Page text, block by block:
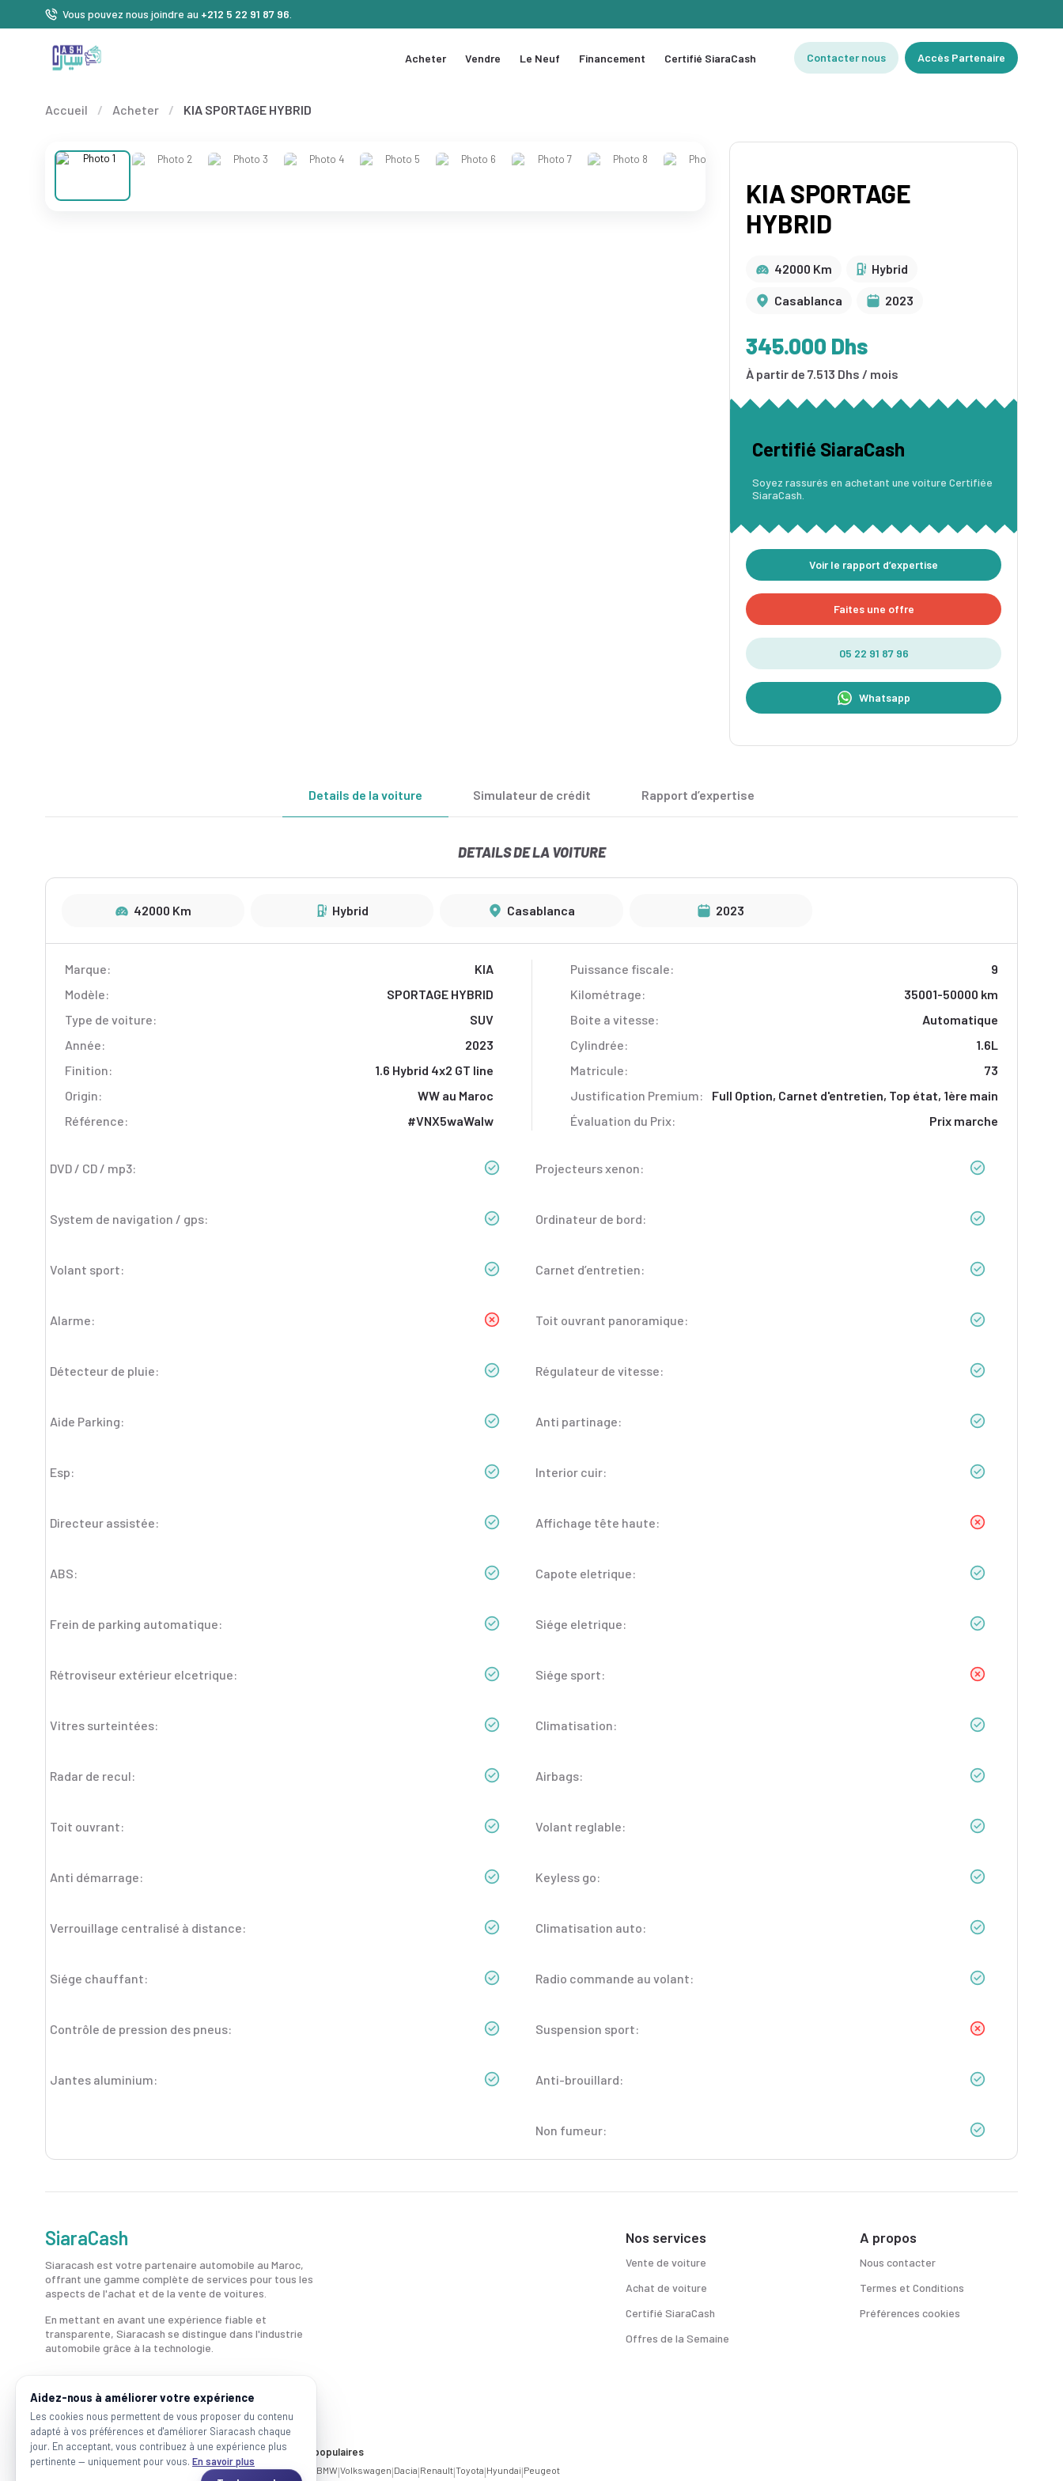
Vous pouvez nous joindre au +212 5 22 91 87 96
Acheter Vendre Le Neuf Financement Certifié SiaraCash Contacter nous Accès Partenaire
Accueil / Acheter / KIA SPORTAGE HYBRID
KIA SPORTAGE
HYBRID
42000 Km Hybrid
Casablanca 2023
345.000 Dhs
À partir de 7.513 Dhs / mois
Certifié SiaraCash
Soyez rassurés en achetant une voiture Certifiée
SiaraCash.
Voir le rapport d’expertise
Faites une offre
05 22 91 87 96
Whatsapp
Details de la voiture Simulateur de crédit Rapport d’expertise
DETAILS DE LA VOITURE
42000 Km Hybrid Casablanca 2023
Marque:
KIA
Modèle:
SPORTAGE HYBRID
Type de voiture:
SUV
Année:
2023
Finition:
1.6 Hybrid 4x2 GT line
Origin:
WW au Maroc
Référence:
#VNX5waWaIw
Puissance fiscale:
9
Kilométrage:
35001-50000 km
Boite a vitesse:
Automatique
Cylindrée:
1.6L
Matricule:
73
Justification Premium:
Full Option, Carnet d'entretien, Top état, 1ère main
Évaluation du Prix:
Prix marche
DVD / CD / mp3:
System de navigation / gps:
Volant sport:
Alarme:
Détecteur de pluie:
Aide Parking:
Esp:
Directeur assistée:
ABS:
Frein de parking automatique:
Rétroviseur extérieur elcetrique:
Vitres surteintées:
Radar de recul:
Toit ouvrant:
Anti démarrage:
Verrouillage centralisé à distance:
Siége chauffant:
Contrôle de pression des pneus:
Jantes aluminium:
Projecteurs xenon:
Ordinateur de bord:
Carnet d’entretien:
Toit ouvrant panoramique:
Régulateur de vitesse:
Anti partinage:
Interior cuir:
Affichage tête haute:
Capote eletrique:
Siége eletrique:
Siége sport:
Climatisation:
Airbags:
Volant reglable:
Keyless go:
Climatisation auto:
Radio commande au volant:
Suspension sport:
Anti-brouillard:
Non fumeur:
SiaraCash
Siaracash est votre partenaire automobile au Maroc,
offrant une gamme complète de services pour tous les
aspects de l'achat et de la vente de voitures.
En mettant en avant une expérience fiable et
transparente, Siaracash se distingue dans l'industrie
automobile grâce à la technologie.
Nos services
Vente de voiture
Achat de voiture
Certifié SiaraCash
Offres de la Semaine
A propos
Nous contacter
Termes et Conditions
Préférences cookies
Voitures par ville
Rabat Mohammadia Salé|Témara|Kénitra
Marques populaires
Mercedes BMW|Volkswagen|Dacia|Renault|Toyota|Hyundai|Peugeot
Aidez-nous à améliorer votre expérience
Les cookies nous permettent de vous proposer du contenu
adapté à vos préférences et d'améliorer Siaracash chaque
jour. En acceptant, vous contribuez à une expérience plus
pertinente — uniquement pour vous. En savoir plus